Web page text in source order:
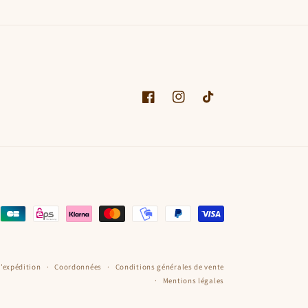
FacebookInstagramTikTok
Coordonnées
Conditions générales de vente
Mentions légales